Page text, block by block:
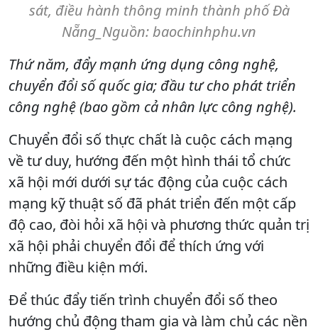
sát, điều hành thông minh thành phố Đà
Nẵng_Nguồn: baochinhphu.vn
Thứ năm, đẩy mạnh ứng dụng công nghệ,
chuyển đổi số quốc gia; đầu tư cho phát triển
công nghệ (bao gồm cả nhân lực công nghệ).
Chuyển đổi số thực chất là cuộc cách mạng
về tư duy, hướng đến một hình thái tổ chức
xã hội mới dưới sự tác động của cuộc cách
mạng kỹ thuật số đã phát triển đến một cấp
độ cao, đòi hỏi xã hội và phương thức quản trị
xã hội phải chuyển đổi để thích ứng với
những điều kiện mới.
Để thúc đẩy tiến trình chuyển đổi số theo
hướng chủ động tham gia và làm chủ các nền